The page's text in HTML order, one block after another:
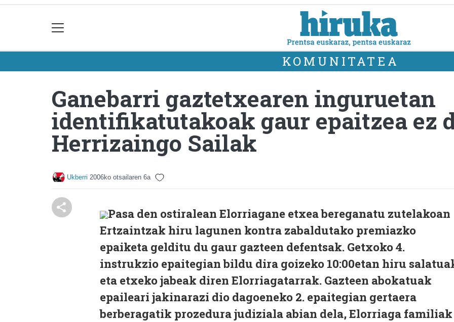
KOMUNITATEA
Ganebarri gaztetxearen inguruetan
identifikatutakoak gaur epaitzea ez
Herrizaingo Sailak
Ukberri 2006ko otsailaren 6a
Pasa den ostiralean Elorriagane etxea bereganatu zutelakoan
Ertzaintzak hiru lagunen kontra zabaldutako premiazko
epaiketa gelditu du gaur gazteen defentsak. Getxoko 4.
instrukzio epaitegian bildu dira goizeko 10:00etan hiru
eta etxeko jabeak diren Elorriagatarrak. Gazteen abokatuak
epaileari jakinarazi dio dagoeneko 2. epaitegian gertaera
berberagatik prozedura judiziala abian dela, Elorriaga familiak